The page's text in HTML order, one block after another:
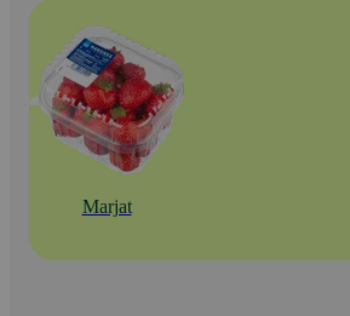
Marjat